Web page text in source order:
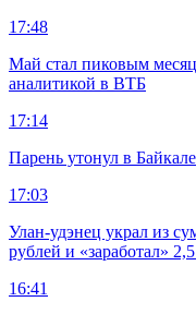
17:48
Май стал пиковым
аналитикой в ВТБ
17:14
Парень утонул в Байкале
17:03
Улан-удэнец украл из
рублей и «заработал»
16:41